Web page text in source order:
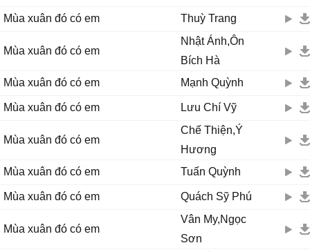
Và mùa xuân quên mặc áo mới
Dành cho em tình yêu rất lạ
Dù sao anh cũng về mộng xuân đã chín đỏ
Bàn tay nâng niu hoa cúc bàn tay ôm những giọt lệ đầy
Em có nghe trời vào xuân chưa
Chợt lưa thưa, và mùa xuân đó có em thì xuân rất đẹp
Lời tình đong đưa theo gió
Mình yêu nhau mấy tuổi xuân rồi
Mình yêu nhau mấy tuổi..xuân... rồi...
Mùa xuân đó có em Thuỳ Trang
Mùa xuân đó có em
Nhật Ánh,Ôn
Bích Hà
Mùa xuân đó có em
Mạnh Quỳnh
Mùa xuân đó có em Lưu Chí Vỹ
Mùa xuân đó có em
Chế Thiện,Ý
Hương
Mùa xuân đó có em
Tuấn Quỳnh
Mùa xuân đó có em Quách Sỹ Phú
Mùa xuân đó có em
Vân My,Ngọc
Sơn